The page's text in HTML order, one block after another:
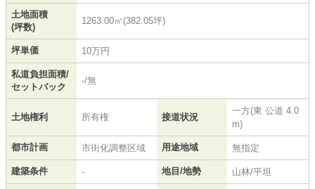
土地面積
(坪数)
1263.00㎡(382.05坪)
坪単価 10万円
私道負担面積/
セットバック
-/無
土地権利 所有権 接道状況
一方(東 公道 4.0
m)
都市計画 市街化調整区域 用途地域 無指定
建築条件 - 地目/地勢 山林/平坦